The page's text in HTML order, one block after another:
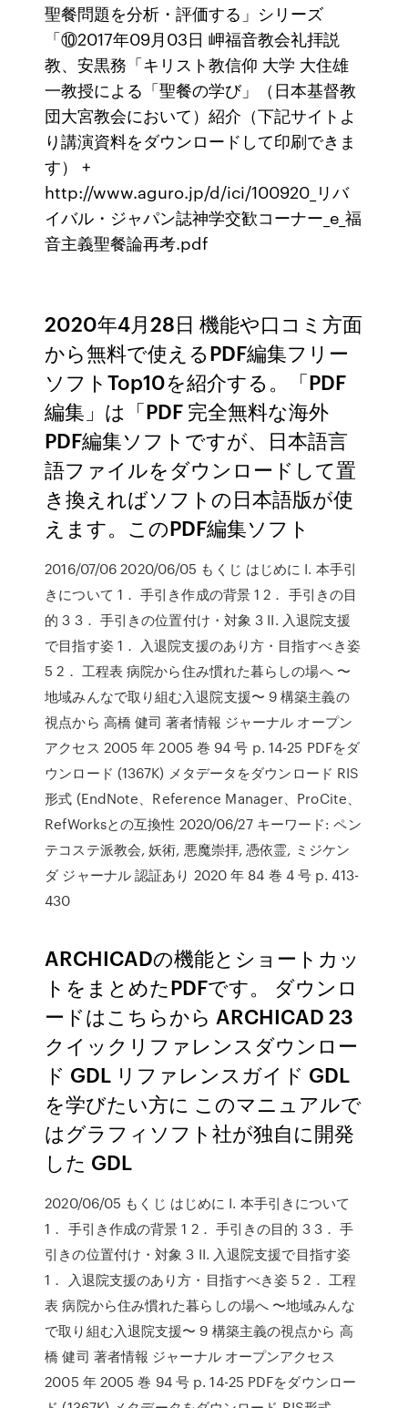
聖餐問題を分析・評価する」シリーズ
「⑩2017年09月03日 岬福音教会礼拝説
教、安黒務「キリスト教信仰 大学 大住雄
一教授による「聖餐の学び」（日本基督教
団大宮教会において）紹介（下記サイトよ
り講演資料をダウンロードして印刷できま
す） +
http://www.aguro.jp/d/ici/100920_リバ
イバル・ジャパン誌神学交歓コーナー_e_福
音主義聖餐論再考.pdf
2020年4月28日 機能や口コミ方面
から無料で使えるPDF編集フリー
ソフトTop10を紹介する。「PDF
編集」は「PDF 完全無料な海外
PDF編集ソフトですが、日本語言
語ファイルをダウンロードして置
き換えればソフトの日本語版が使
えます。このPDF編集ソフト
2016/07/06 2020/06/05 もくじ はじめに I. 本手引
きについて 1． 手引き作成の背景 1 2． 手引きの目
的 3 3． 手引きの位置付け・対象 3 II. 入退院支援
で目指す姿 1． 入退院支援のあり方・目指すべき姿
5 2． 工程表 病院から住み慣れた暮らしの場へ 〜
地域みんなで取り組む入退院支援〜 9 構築主義の
視点から 高橋 健司 著者情報 ジャーナル オープン
アクセス 2005 年 2005 巻 94 号 p. 14-25 PDFをダ
ウンロード (1367K) メタデータをダウンロード RIS
形式 (EndNote、Reference Manager、ProCite、
RefWorksとの互換性 2020/06/27 キーワード: ペン
テコステ派教会, 妖術, 悪魔崇拝, 憑依霊, ミジケン
ダ ジャーナル 認証あり 2020 年 84 巻 4 号 p. 413-
430
ARCHICADの機能とショートカッ
トをまとめたPDFです。 ダウンロ
ードはこちらから ARCHICAD 23
クイックリファレンスダウンロー
ド GDL リファレンスガイド GDL
を学びたい方に このマニュアルで
はグラフィソフト社が独自に開発
した GDL
2020/06/05 もくじ はじめに I. 本手引きについて
1． 手引き作成の背景 1 2． 手引きの目的 3 3． 手
引きの位置付け・対象 3 II. 入退院支援で目指す姿
1． 入退院支援のあり方・目指すべき姿 5 2． 工程
表 病院から住み慣れた暮らしの場へ 〜地域みんな
で取り組む入退院支援〜 9 構築主義の視点から 高
橋 健司 著者情報 ジャーナル オープンアクセス
2005 年 2005 巻 94 号 p. 14-25 PDFをダウンロー